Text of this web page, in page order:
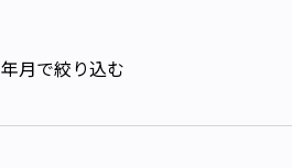
年月で絞り込む